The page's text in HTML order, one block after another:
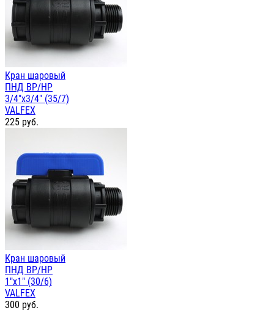
Кран шаровый
ПНД ВР/НР
3/4"х3/4" (35/7)
VALFEX
225 руб.
Кран шаровый
ПНД ВР/НР
1"х1" (30/6)
VALFEX
300 руб.